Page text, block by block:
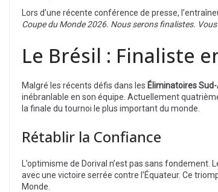
Lors d’une récente conférence de presse,
Coupe du Monde 2026. Nous serons finalistes. Vous
Le Brésil : Finaliste
Malgré les récents défis dans les Éliminatoires
inébranlable en son équipe. Actuellement
la finale du tournoi le plus important du monde.
Rétablir la Confiance
L’optimisme de Dorival n’est pas sans
avec une victoire serrée contre l’Équateur. Ce
Monde.